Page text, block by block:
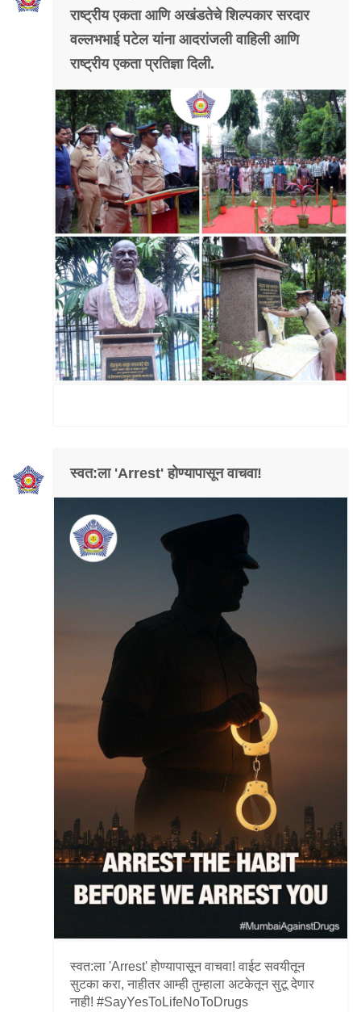
Police Station Incharge
Divisional ACP′s
Senior Police Officers
Emergency Contacts
Feedback
राष्ट्रीय एकता आणि अखंडतेचे शिल्पकार सरदार
वल्लभभाई पटेल यांना आदरांजली वाहिली आणि
राष्ट्रीय एकता प्रतिज्ञा दिली.
स्वत:ला 'Arrest' होण्यापासून वाचवा!
स्वत:ला 'Arrest' होण्यापासून वाचवा! वाईट सवयीतून
सुटका करा, नाहीतर आम्ही तुम्हाला अटकेतून सुटू देणार
नाही! #SayYesToLifeNoToDrugs